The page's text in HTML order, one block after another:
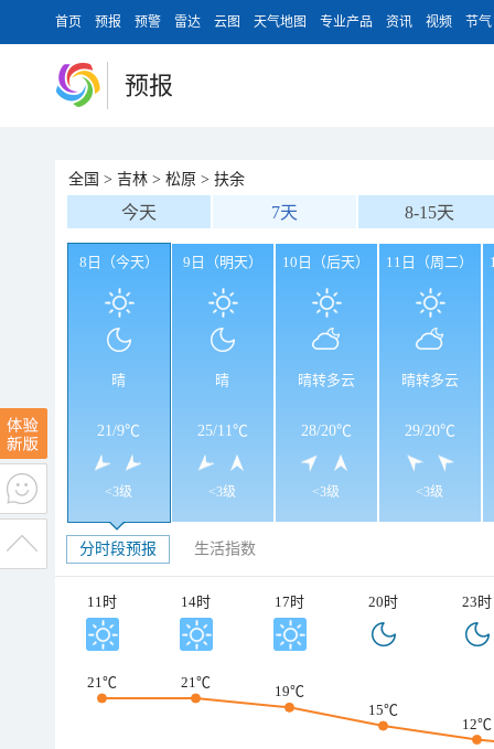
首页 预报 预警 雷达 云图 天气地图 专业产品 资讯 视频 节气
预报
全国 > 吉林 > 松原 > 扶余
今天 7天 8-15天
8日（今天）
晴
21/9℃
<3级
9日（明天）
晴
25/11℃
<3级
10日（后天）
晴转多云
28/20℃
<3级
11日（周二）
晴转多云
29/20℃
<3级
分时段预报 生活指数
11时 14时 17时 20时 23时
21℃ 21℃
19℃
15℃
12℃